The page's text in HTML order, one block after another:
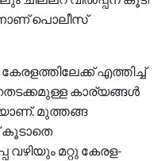
പൊലീസ്
എത്തിച്ച്
കാര്യങ്ങള്‍
മുത്തങ്ങ
കൂടാതെ
മറ്റു കേരള-